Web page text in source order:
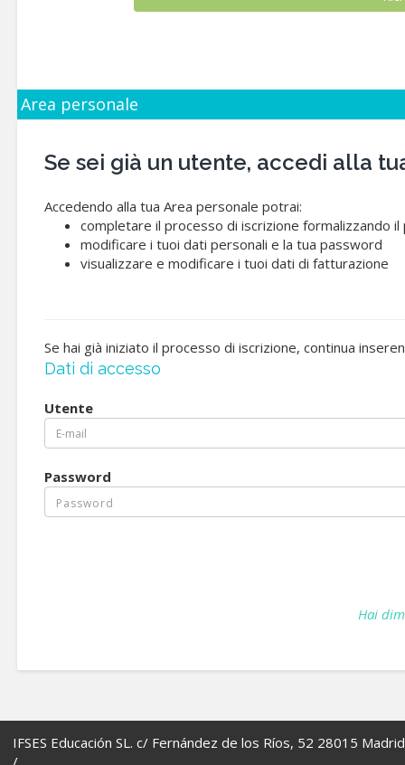
Area personale
Se sei già un utente, accedi alla tua
Accedendo alla tua Area personale potrai:
completare il processo di iscrizione formalizzando
modificare i tuoi dati personali e la tua password
visualizzare e modificare i tuoi dati di fatturazione
Se hai già iniziato il processo di iscrizione, continua
Dati di accesso
Utente
Password
Hai
IFSES Educación SL. c/ Fernández de los Ríos, 52 28015